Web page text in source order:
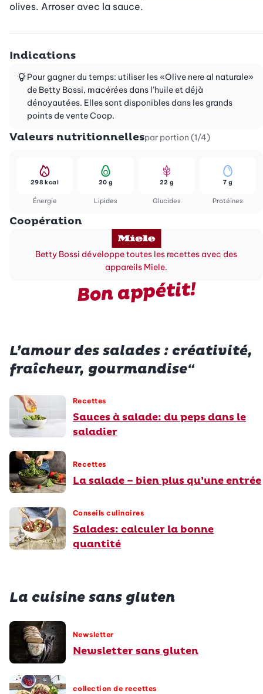
olives. Arroser avec la sauce.
Indications
Pour gagner du temps: utiliser les «Olive nere al naturale»
de Betty Bossi, macérées dans l’huile et déjà
dénoyautées. Elles sont disponibles dans les grands
points de vente Coop.
Valeurs nutritionnellespar portion (1/4)
Énergie
298 kcal
Lipides
20 g
Glucides
22 g
Protéines
7 g
Coopération
Betty Bossi développe toutes les recettes avec des
appareils Miele.
Bon appétit!
L’amour des salades : créativité,
fraîcheur, gourmandise“
Recettes
Sauces à salade: du peps dans le
saladier
Recettes
La salade – bien plus qu’une entrée
Conseils culinaires
Salades: calculer la bonne
quantité
La cuisine sans gluten
Newsletter
Newsletter sans gluten
collection de recettes